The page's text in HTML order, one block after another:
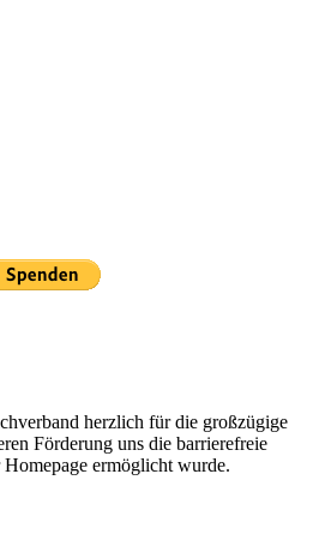
herzlich für die großzügige
Förderung uns die barrierefreie
Homepage ermöglicht wurde.